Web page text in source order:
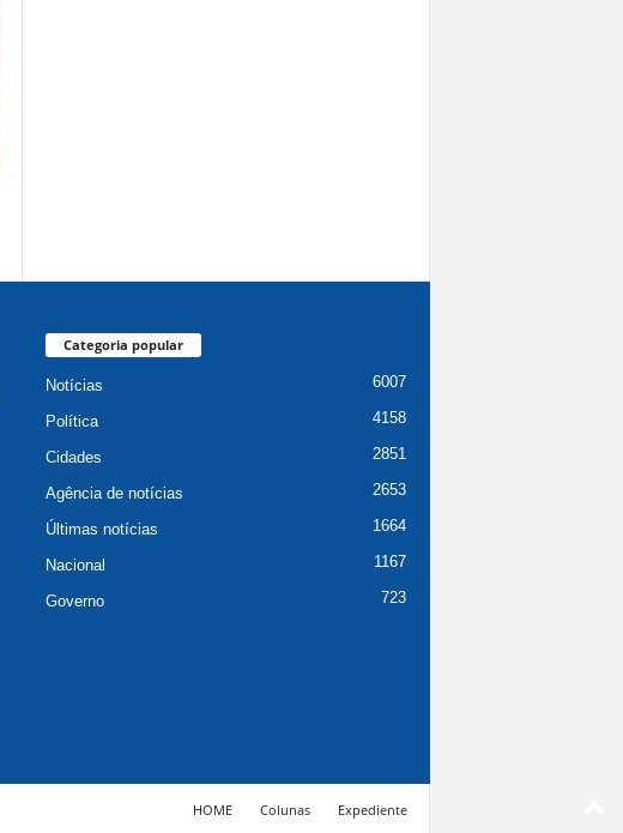
Categoria popular
Notícias 6007
Política 4158
Cidades 2851
Agência de notícias 2653
Últimas notícias 1664
Nacional 1167
Governo 723
HOME Colunas Expediente